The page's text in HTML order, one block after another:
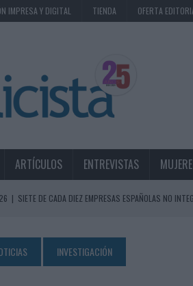
IMPRESA Y DIGITAL TIENDA OFERTA
ARTÍCULOS ENTREVISTAS
| SIETE DE CADA DIEZ EMPRESAS ESPAÑOLAS NO
SIGUE LIDERANDO EL CONSUMO DE MEDIOS EN
IA GENERATIVA ALCANZA YA AL 62% DE LOS ESPAÑOLES
INVESTIGACIÓN